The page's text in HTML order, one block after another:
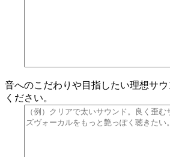
音へのこだわりや目指したい理想サ
ください。